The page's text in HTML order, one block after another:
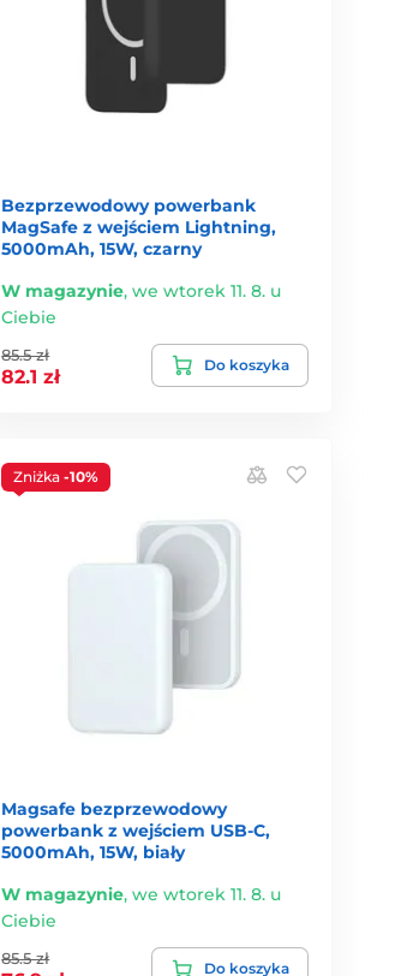
Bezprzewodowy powerbank
MagSafe z wejściem Lightning,
5000mAh, 15W, czarny
W magazynie,we wtorek 11. 8. u
Ciebie
85.5 zł
82.1 zł
Do koszyka
Zniżka-10%
Magsafe bezprzewodowy
powerbank z wejściem USB-C,
5000mAh, 15W, biały
W magazynie,we wtorek 11. 8. u
Ciebie
85.5 zł
Do koszyka